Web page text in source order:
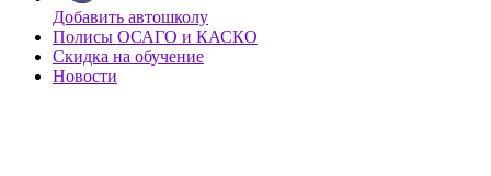
Добавить автошколу
Полисы ОСАГО и КАСКО
Скидка на обучение
Новости